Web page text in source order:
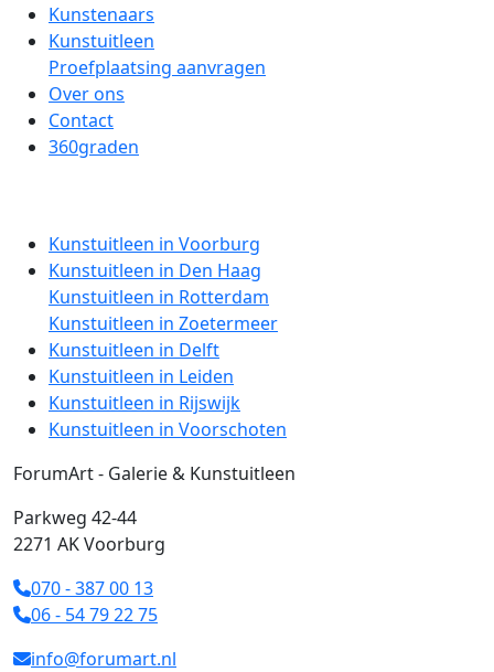
Kunstenaars
Kunstuitleen
Proefplaatsing aanvragen
Over ons
Contact
360graden
Kunstuitleen in Voorburg
Kunstuitleen in Den Haag
Kunstuitleen in Rotterdam
Kunstuitleen in Zoetermeer
Kunstuitleen in Delft
Kunstuitleen in Leiden
Kunstuitleen in Rijswijk
Kunstuitleen in Voorschoten
ForumArt - Galerie & Kunstuitleen
Parkweg 42-44
2271 AK Voorburg
070 - 387 00 13
06 - 54 79 22 75
info@forumart.nl